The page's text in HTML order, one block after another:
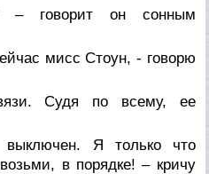
– говорит он сонным
мисс Стоун, - говорю
Судя по всему, ее
Я только что
в порядке! – кричу